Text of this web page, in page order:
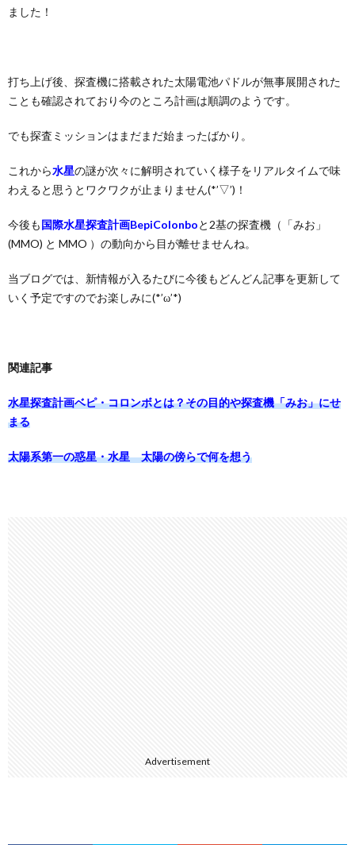
ました！
打ち上げ後、探査機に搭載された太陽電池パドルが無事展開された
ことも確認されており今のところ計画は順調のようです。
でも探査ミッションはまだまだ始まったばかり。
これから水星の謎が次々に解明されていく様子をリアルタイムで味
わえると思うとワクワクが止まりません(*’▽’)！
今後も国際水星探査計画BepiColonboと2基の探査機（「みお」
(MMO) と MMO ）の動向から目が離せませんね。
当ブログでは、新情報が入るたびに今後もどんどん記事を更新して
いく予定ですのでお楽しみに(*’ω’*)
関連記事
水星探査計画ベピ・コロンボとは？その目的や探査機「みお」にせ
まる
太陽系第一の惑星・水星 太陽の傍らで何を想う
Advertisement